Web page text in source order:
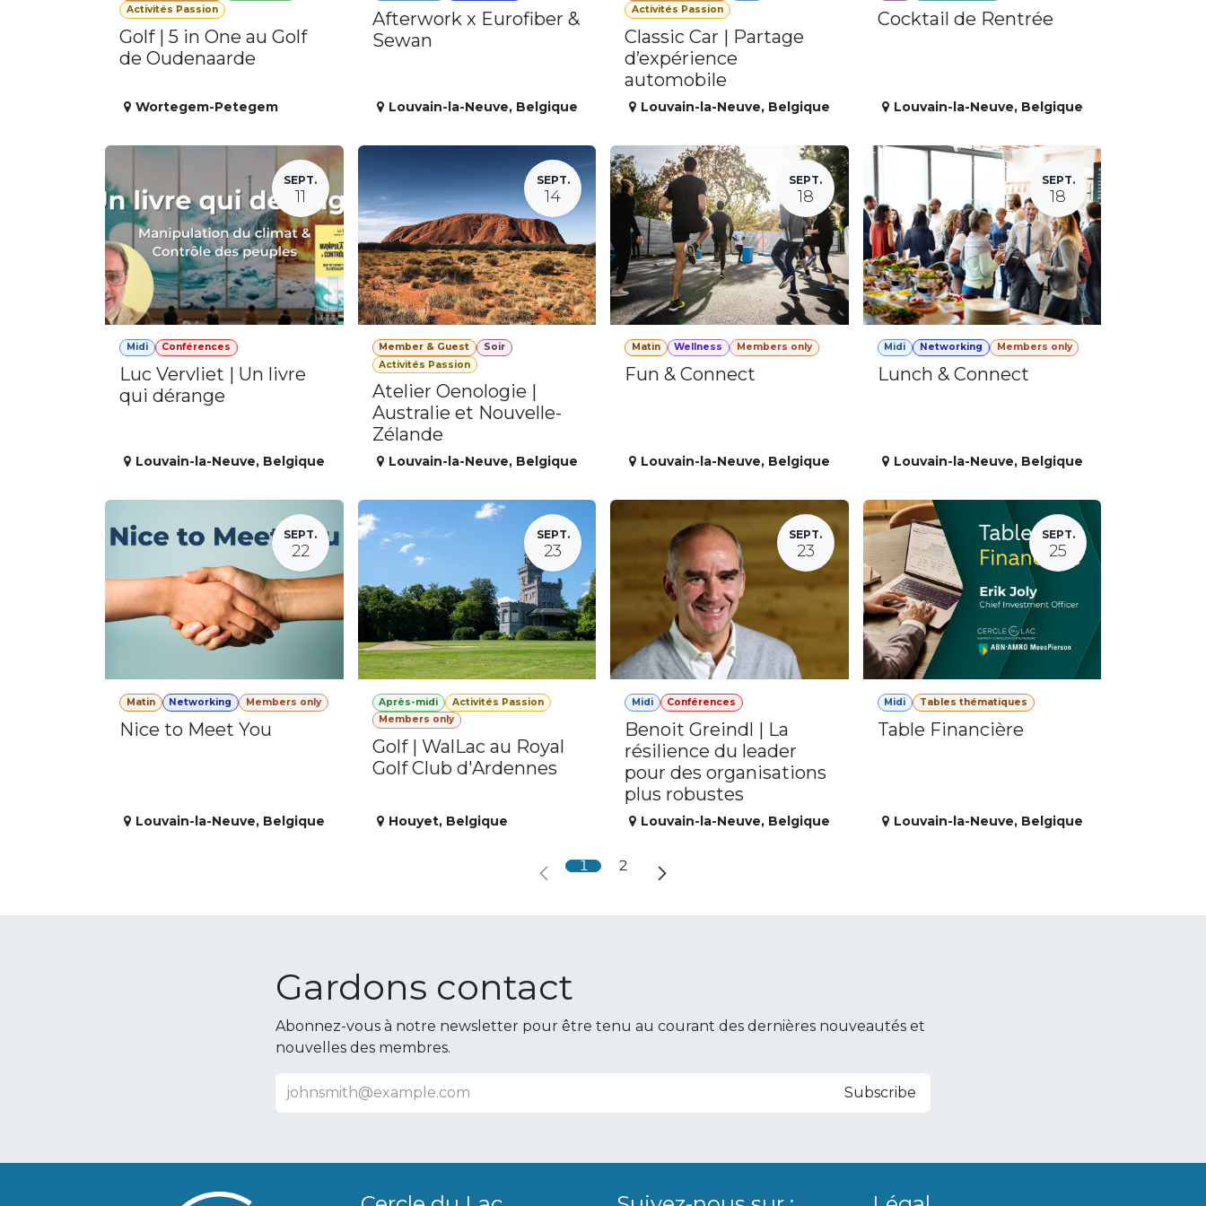
Activités Passion
Golf | 5 in One au Golf
de Oudenaarde
Wortegem-Petegem
Afterwork x Eurofiber &
Sewan
Louvain-la-Neuve, Belgique
Activités Passion
Classic Car | Partage
d’expérience
automobile
Louvain-la-Neuve, Belgique
Cocktail de Rentrée
Louvain-la-Neuve, Belgique
SEPT.
11
Midi Conférences
Luc Vervliet | Un livre
qui dérange
Louvain-la-Neuve, Belgique
SEPT.
14
Member & Guest
Soir
Activités Passion
Atelier Oenologie |
Australie et Nouvelle-
Zélande
Louvain-la-Neuve, Belgique
SEPT.
18
Matin Wellness Members only
Fun & Connect
Louvain-la-Neuve, Belgique
SEPT.
18
Midi Networking Members only
Lunch & Connect
Louvain-la-Neuve, Belgique
SEPT.
22
Matin Networking Members only
Nice to Meet You
Louvain-la-Neuve, Belgique
SEPT.
23
Après-midi
Activités Passion
Members only
Golf | WalLac au Royal
Golf Club d'Ardennes
Houyet, Belgique
SEPT.
23
Midi Conférences
Benoit Greindl | La
résilience du leader
pour des organisations
plus robustes
Louvain-la-Neuve, Belgique
SEPT.
25
Midi Tables thématiques
Table Financière
Louvain-la-Neuve, Belgique
1 2
Gardons contact
Abonnez-vous à notre newsletter pour être tenu au courant des dernières nouveautés et
nouvelles des membres.
Subscribe